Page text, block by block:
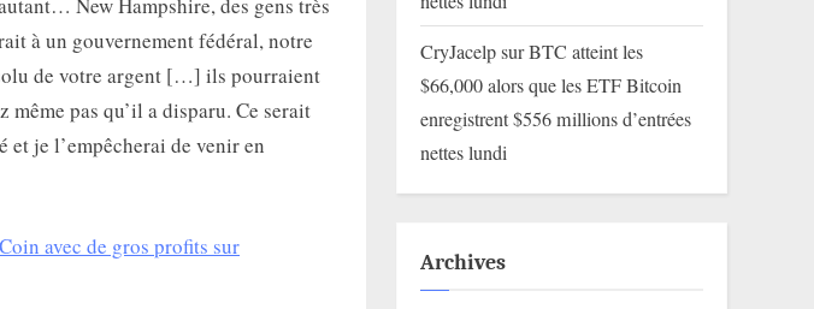
New Hampshire, des gens très
à un gouvernement fédéral, notre
de votre argent […] ils pourraient
pas qu’il a disparu. Ce serait
et je l’empêcherai de venir en
avec de gros profits sur
CryJacelpsurBTC atteint les
$66,000 alors que les ETF Bitcoin
enregistrent $556 millions d’entrées
nettes lundi
Archives